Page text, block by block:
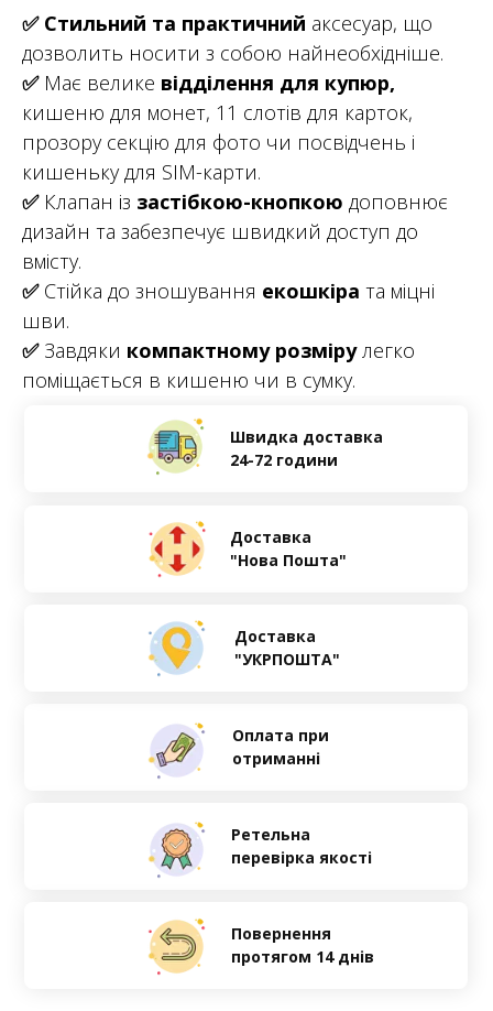
✅ Стильний та практичний аксесуар, що
дозволить носити з собою найнеобхідніше.
✅Має велике відділення для купюр,
кишеню для монет, 11 слотів для карток,
прозору секцію для фото чи посвідчень і
кишеньку для SIM-карти.
✅Клапан із застібкою-кнопкою доповнює
дизайн та забезпечує швидкий доступ до
вмісту.
✅Стійка до зношування екошкіра та міцні
шви.
✅Завдяки компактному розмірулегко
поміщається в кишеню чи в сумку.
Оплата при
отриманні
Ретельна
перевірка якості
Швидка доставка
24-72 години
Доставка
"Нова Пошта"
Доставка
"УКРПОШТА"
Повернення
протягом 14 днів